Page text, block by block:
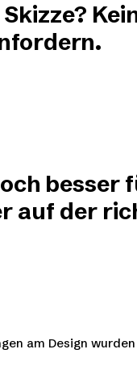
besser
auf der
am Design